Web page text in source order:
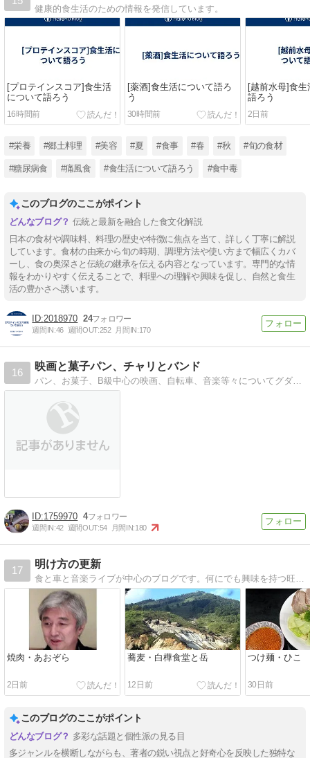
健康的食生活のための情報を発信しています。
[プロテインスコア]食生活
について語ろう
16時間前
[薬酒]食生活について語ろ
う
30時間前
[越前水母]食
語ろう
2日前
#栄養 #郷土料理 #美容 #夏 #食事 #春 #秋 #旬の食材
#糖尿病食 #痛風食 #食生活について語ろう #食中毒
このブログのここがポイント
伝統と最新を融合した食文化解説
日本の食材や調味料、料理の歴史や特徴に焦点を当て、詳しく丁寧に解説
しています。食材の由来から旬の時期、調理方法や使い方まで幅広くカバ
ーし、食の奥深さと伝統の継承を伝える内容となっています。専門的な情
報をわかりやすく伝えることで、料理への理解や興味を促し、自然と食生
活の豊かさへ誘います。
2018970 24
週間IN:46 週間OUT:252 月間IN:170
16
映画と菓子パン、チャリとバンド
パン、お菓子、B級中心の映画、自転車、音楽等々についてグダグダと語るブログ
1759970 4
週間IN:42 週間OUT:54 月間IN:180
17
明け方の更新
食と車と音楽ライブが中心のブログです。何にでも興味を持つ旺盛な好奇心で、日々の出来事を書いています。
焼肉・あおぞら
2日前
蕎麦・白樺食堂と岳
12日前
つけ麺・ひこ
30日前
このブログのここがポイント
多彩な話題と個性派の見る目
多ジャンルを横断しながらも、著者の鋭い視点と好奇心を反映した独特な